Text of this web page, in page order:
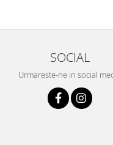
SOCIAL
Urmareste-ne in social